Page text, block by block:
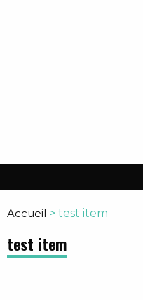
Accueil > test item
test item